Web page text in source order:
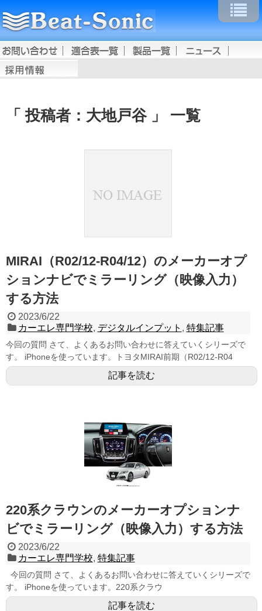
投稿者：大地戸谷 一覧
MIRAI（R02/12-R04/12）のメーカーオプ
ションナビでミラーリング（映像入力）
する方法
2023/6/22
カーエレ専門学校, デジタルインプット , 特集記事
今回の質問 さて、よくあるお問い合わせに答えていくシリーズで
す。 iPhoneを使っています。トヨタMIRAI前期（R02/12-R04
記事を読む
220系クラウンのメーカーオプションナ
ビでミラーリング（映像入力）する方法
2023/6/22
カーエレ専門学校, 特集記事
今回の質問 さて、よくあるお問い合わせに答えていくシリーズで
す。 iPhoneを使っています。220系クラウ
記事を読む